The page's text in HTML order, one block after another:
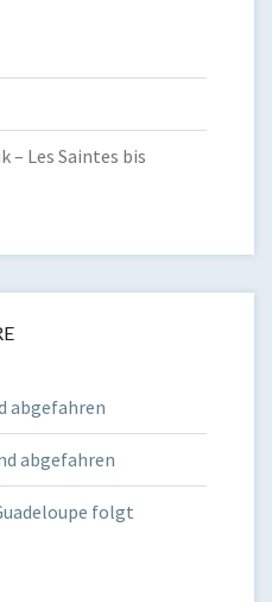
– Les Saintes bis
abgefahren
abgefahren
folgt